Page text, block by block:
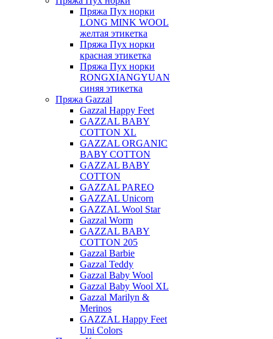
Пряжа Пух норки
LONG MINK WOOL
желтая этикетка
Пряжа Пух норки
красная этикетка
Пряжа Пух норки
RONGXIANGYUAN
синяя этикетка
Пряжа Gazzal
Gazzal Happy Feet
GAZZAL BABY
COTTON XL
GAZZAL ORGANIC
BABY COTTON
GAZZAL BABY
COTTON
GAZZAL PAREO
GAZZAL Unicorn
GAZZAL Wool Star
Gazzal Worm
GAZZAL BABY
COTTON 205
Gazzal Barbie
Gazzal Teddy
Gazzal Baby Wool
Gazzal Baby Wool XL
Gazzal Marilyn &
Merinos
GAZZAL Happy Feet
Uni Colors